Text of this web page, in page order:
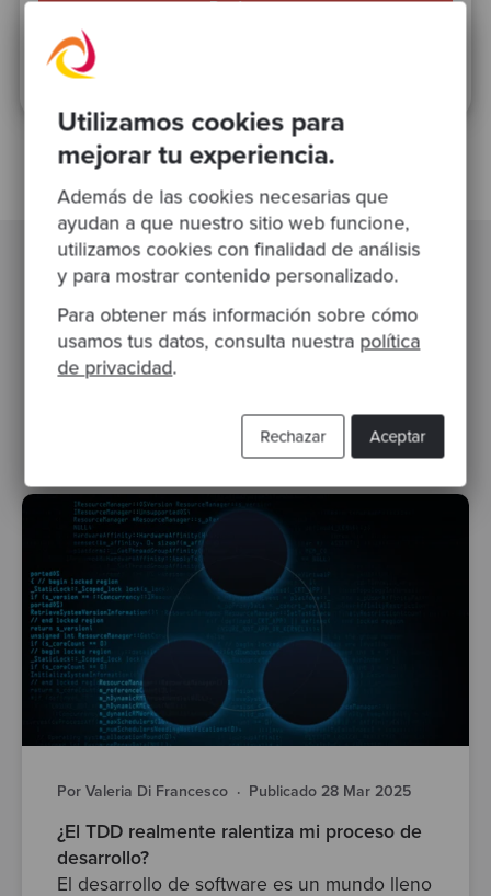
Utilizamos cookies para
mejorar tu experiencia.
Además de las cookies necesarias que
ayudan a que nuestro sitio web funcione,
utilizamos cookies con finalidad de análisis
y para mostrar contenido personalizado.
Para obtener más información sobre cómo
usamos tus datos, consulta nuestra política
de privacidad.
Aceptar
Rechazar
Esta web está protegida por reCAPTCHA y se aplican la
y losTérminos de uso
Publicaciones relacionadas
TDD testing
Por Valeria Di Francesco · Publicado 28 Mar 2025
¿El TDD realmente ralentiza mi proceso de
desarrollo?
El desarrollo de software es un mundo lleno